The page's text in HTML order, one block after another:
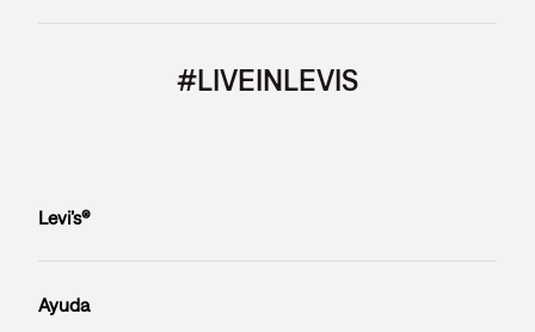
#LIVEINLEVIS
Levi’s®
Ayuda